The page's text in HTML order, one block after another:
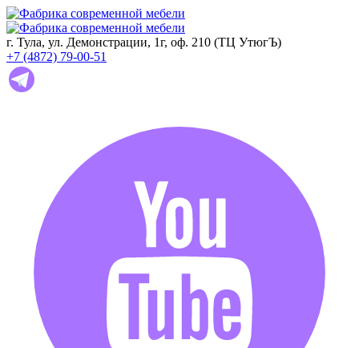
г. Тула, ул. Демонстрации, 1г, оф. 210 (ТЦ УтюгЪ)
+7 (4872) 79-00-51